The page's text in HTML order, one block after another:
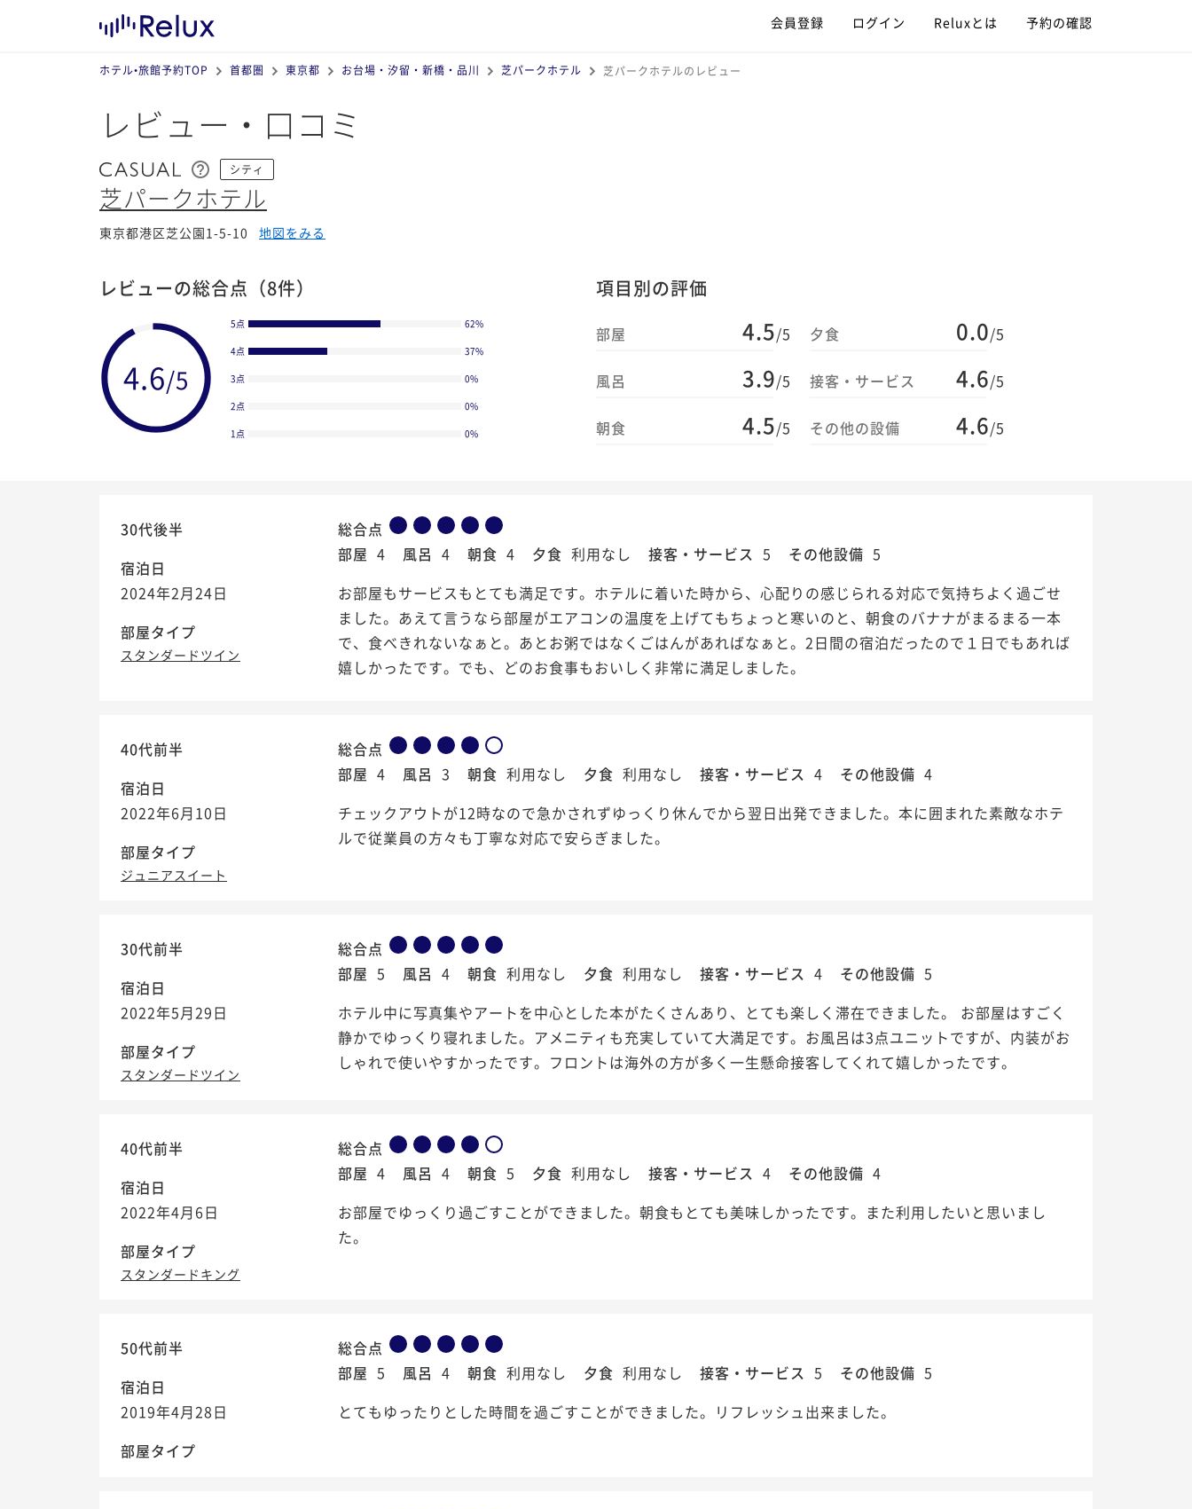
会員登録 ログイン Reluxとは 予約の確認
ホテル•旅館予約TOP 首都圏 東京都 お台場・汐留・新橋・品川 芝パークホテル 芝パークホテルのレビュー
レビュー・口コミ
シティ
芝パークホテル
東京都港区芝公園1-5-10 地図をみる
レビューの総合点 （8件）
/5
5点 62%
4点 37%
3点 0%
2点 0%
1点 0%
項目別の評価
部屋 4.5/5
風呂 3.9/5
朝食 4.5/5
夕食 0.0/5
接客・サービス 4.6/5
その他の設備 4.6/5
30代後半
宿泊日
2024年2月24日
部屋タイプ
スタンダードツイン
総合点
部屋 4 風呂 4 朝食 4 夕食 利用なし 接客・サービス 5 その他設備 5
お部屋もサービスもとても満足です。ホテルに着いた時から、心配りの感じられる対応で気持ちよく過ごせ
ました。あえて言うなら部屋がエアコンの温度を上げてもちょっと寒いのと、朝食のバナナがまるまる一本
で、食べきれないなぁと。あとお粥ではなくごはんがあればなぁと。2日間の宿泊だったので１日でもあれば
嬉しかったです。でも、どのお食事もおいしく非常に満足しました。
40代前半
宿泊日
2022年6月10日
部屋タイプ
ジュニアスイート
総合点
部屋 4 風呂 3 朝食 利用なし 夕食 利用なし 接客・サービス 4 その他設備 4
チェックアウトが12時なので急かされずゆっくり休んでから翌日出発できました。本に囲まれた素敵なホテ
ルで従業員の方々も丁寧な対応で安らぎました。
30代前半
宿泊日
2022年5月29日
部屋タイプ
スタンダードツイン
総合点
部屋 5 風呂 4 朝食 利用なし 夕食 利用なし 接客・サービス 4 その他設備 5
ホテル中に写真集やアートを中心とした本がたくさんあり、とても楽しく滞在できました。 お部屋はすごく
静かでゆっくり寝れました。アメニティも充実していて大満足です。お風呂は3点ユニットですが、内装がお
しゃれで使いやすかったです。フロントは海外の方が多く一生懸命接客してくれて嬉しかったです。
40代前半
宿泊日
2022年4月6日
部屋タイプ
スタンダードキング
総合点
部屋 4 風呂 4 朝食 5 夕食 利用なし 接客・サービス 4 その他設備 4
お部屋でゆっくり過ごすことができました。朝食もとても美味しかったです。また利用したいと思いまし
た。
50代前半
宿泊日
2019年4月28日
部屋タイプ
総合点
部屋 5 風呂 4 朝食 利用なし 夕食 利用なし 接客・サービス 5 その他設備 5
とてもゆったりとした時間を過ごすことができました。リフレッシュ出来ました。